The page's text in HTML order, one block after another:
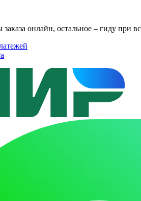
онлайн, остальное – гиду при